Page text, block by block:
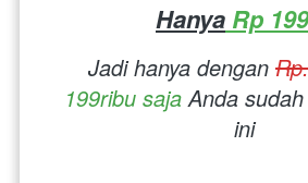
Hanya Rp
Jadi hanya dengan
199ribu saja Anda
ini